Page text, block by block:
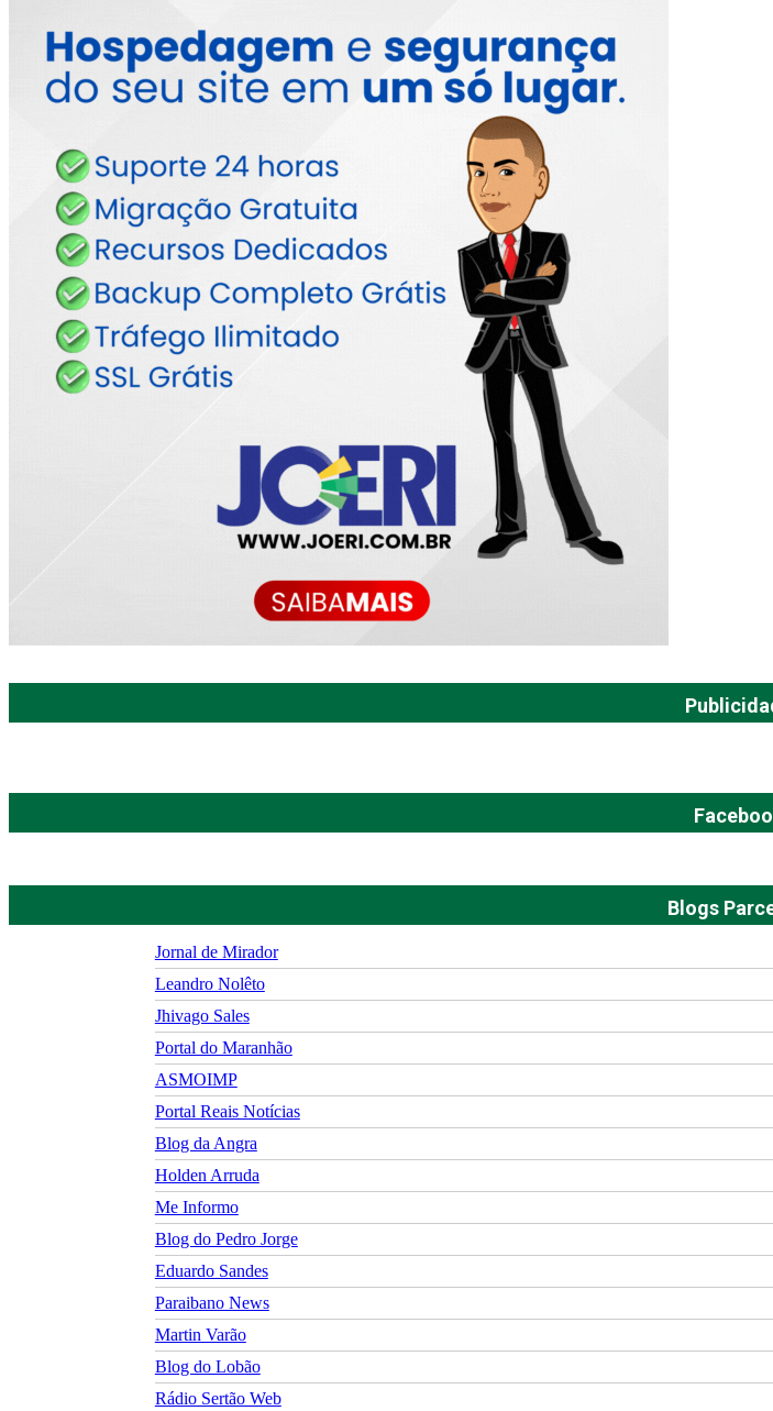
Blogs
Jornal de Mirador
Leandro Nolêto
Jhivago Sales
Portal do Maranhão
ASMOIMP
Portal Reais Notí­cias
Blog da Angra
Holden Arruda
Me Informo
Blog do Pedro Jorge
Eduardo Sandes
Paraibano News
Martin Varão
Blog do Lobão
Rádio Sertão Web